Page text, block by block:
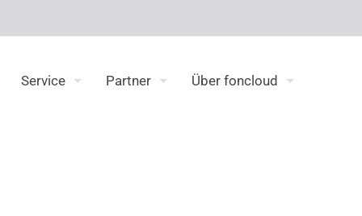
Service Partner Über foncloud